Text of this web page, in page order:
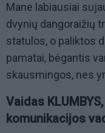
Mane labiausiai
dvynių dangoraižių
statulos, o paliktos
pamatai, bėgantis
skausmingos, nes
Vaidas
komunikacijos